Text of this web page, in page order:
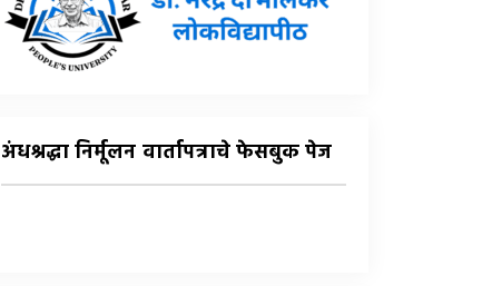
अंधश्रद्धा निर्मूलन वार्तापत्राचे फेसबुक पेज